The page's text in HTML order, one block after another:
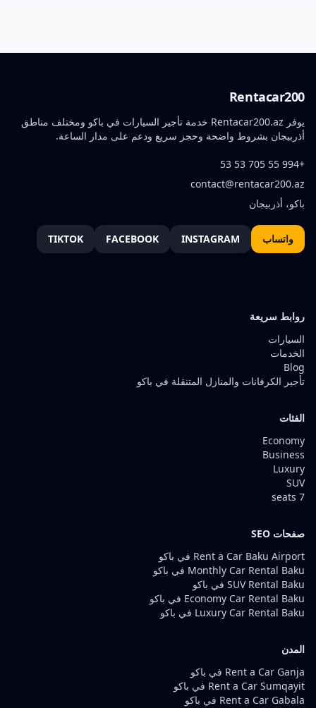
Rentacar200
يوفر Rentacar200.az خدمة تأجير السيارات في باكو ومختلف مناطق
أذربيجان بشروط واضحة وحجز سريع ودعم على مدار الساعة.
+994 55 705 53 53
contact@rentacar200.az
باكو، أذربيجان
واتساب INSTAGRAM
FACEBOOK
TIKTOK
روابط سريعة
السيارات
الخدمات
Blog
تأجير الكرفانات والمنازل المتنقلة في باكو
الفئات
Economy
Business
Luxury
SUV
7 seats
صفحات SEO
Rent a Car Baku Airport في باكو
Monthly Car Rental Baku في باكو
SUV Rental Baku في باكو
Economy Car Rental Baku في باكو
Luxury Car Rental Baku في باكو
المدن
Rent a Car Ganja في باكو
Rent a Car Sumqayit في باكو
Rent a Car Gabala في باكو